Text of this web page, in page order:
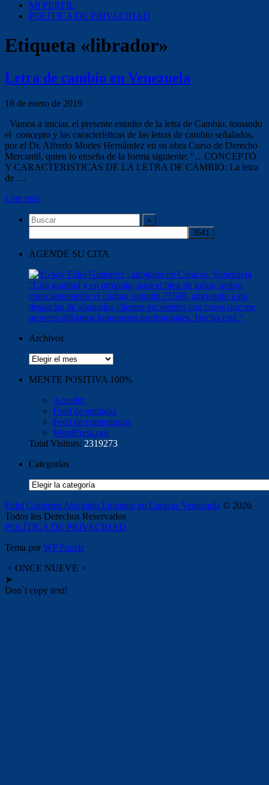
MI PERFIL
POLÍTICA DE PRIVACIDAD
Etiqueta «librador»
Letra de cambio en Venezuela
16 de enero de 2019
Vamos a iniciar, el presente estudio de la letra de Cambio, tomando
el concepto y las características de las letras de cambio señalados,
por el Dr. Alfredo Morles Hernández en su obra Curso de Derecho
Mercantil, quien lo enseña de la forma siguiente: “…CONCEPTO
Y CARACTERISTICAS DE LA LETRA DE CAMBIO: La letra
de …
Leer más
AGENDE SU CITA
Archivos
Archivos
MENTE POSITIVA 100%
Acceder
Feed de entradas
Feed de comentarios
WordPress.org
Total Visitors: 2319273
Categorías
Categorías
Fidel Gutierrez Abogado Litigante en Caracas Venezuela © 2026
Todos los Derechos Reservados
POLÍTICA DE PRIVACIDAD
Tema por WP Puzzle
< ONCE NUEVE >
➤
Don`t copy text!